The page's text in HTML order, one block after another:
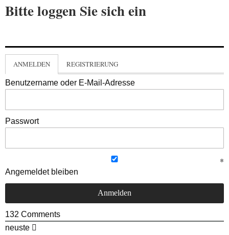
Bitte loggen Sie sich ein
ANMELDEN REGISTRIERUNG
Benutzername oder E-Mail-Adresse
Passwort
Angemeldet bleiben
132 Comments
neuste